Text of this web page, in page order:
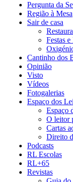
Pergunta da
Região à Mesa
Sair de casa
Festas e
Cantinho dos
Opinião
Visto
Vídeos
Fotogalerias
Espaço dos
Espaço
O leitor
Cartas
Direito
Podcasts
RL Escolas
RL+65
Revistas